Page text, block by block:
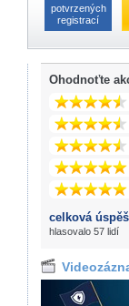
potvrzených
registrací
Ohodnoťte
celková
hlasovalo 57 lidí